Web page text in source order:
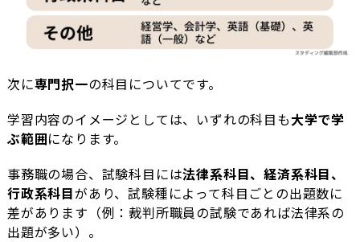
次に専門択一の科目についてです。
学習内容のイメージとしては、いずれの科目も大学で学
ぶ範囲になります。
事務職の場合、試験科目には法律系科目、経済系科目、
行政系科目があり、試験種によって科目ごとの出題数に
差があります（例：裁判所職員の試験であれば法律系の
出題が多い）。